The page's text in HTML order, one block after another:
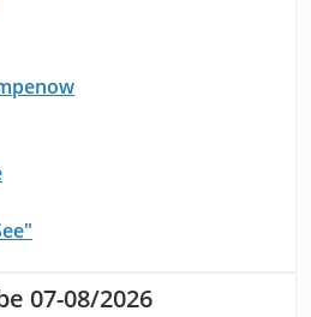
07-08/2026